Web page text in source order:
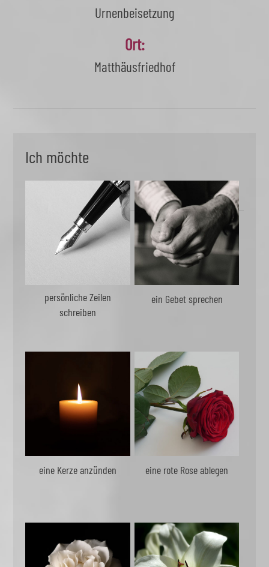
Urnenbeisetzung
Ort:
Matthäusfriedhof
Ich möchte
persönliche Zeilen
schreiben
ein Gebet sprechen
eine Kerze anzünden eine rote Rose ablegen